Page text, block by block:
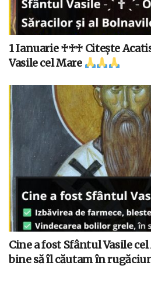
1 Ianuarie ♰♰♰ Citește
Vasile cel Mare
Cine a fost Sfântul Vasile cel
bine să îl căutam în